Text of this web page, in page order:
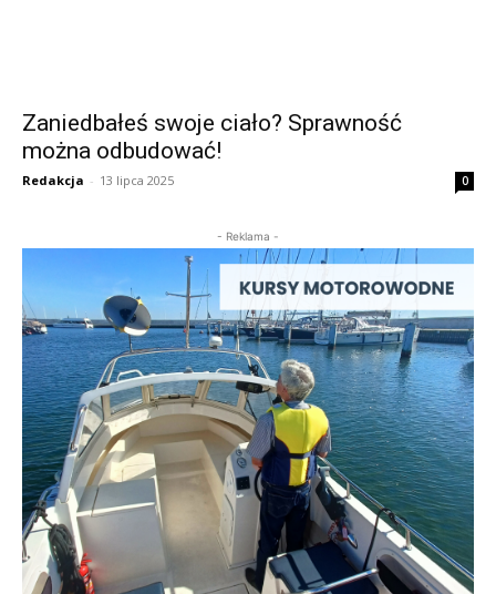
Zaniedbałeś swoje ciało? Sprawność
można odbudować!
Redakcja - 13 lipca 2025 0
- Reklama -